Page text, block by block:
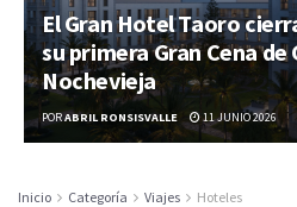
El Gran Hotel Taoro
su primera Gran Cena de
Nochevieja
PORABRIL RONSISVALLE 11 JUNIO 2026
Inicio Categoría Viajes Hoteles